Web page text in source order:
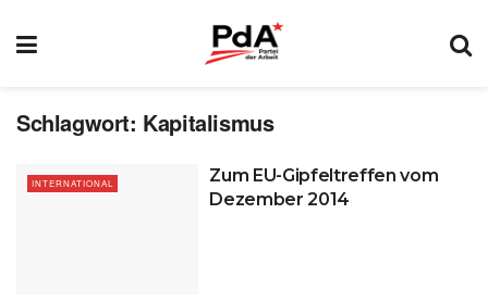
Schlagwort: Kapitalismus
INTERNATIONAL
Zum EU-Gipfeltreffen vom
Dezember 2014